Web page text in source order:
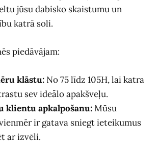
jūsu dabisko skaistumu un
katrā soli.
piedāvājam:
klāstu: No 75 līdz 105H, lai katra
sev ideālo apakšveļu.
klientu apkalpošanu:Mūsu
ir gatava sniegt ieteikumus
ar izvēli.